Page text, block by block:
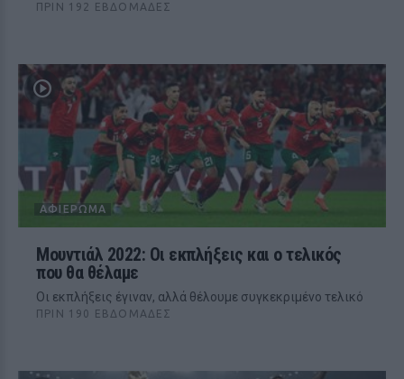
ΠΡΙΝ 192 ΕΒΔΟΜΆΔΕΣ
ΑΦΙΈΡΩΜΑ
Μουντιάλ 2022: Οι εκπλήξεις και ο τελικός
που θα θέλαμε
Οι εκπλήξεις έγιναν, αλλά θέλουμε συγκεκριμένο τελικό
ΠΡΙΝ 190 ΕΒΔΟΜΆΔΕΣ